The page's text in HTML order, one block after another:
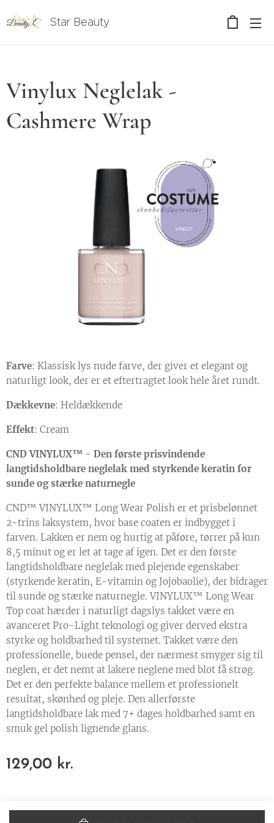
Star Beauty
Vinylux Neglelak -
Cashmere Wrap
Farve: Klassisk lys nude farve, der giver et elegant og
naturligt look, der er et eftertragtet look hele året rundt.
Dækkevne: Heldækkende
Effekt: Cream
CND VINYLUX™ - Den første prisvindende
langtidsholdbare neglelak med styrkende keratin for
sunde og stærke naturnegle
CND™ VINYLUX™ Long Wear Polish er et prisbelønnet
2-trins laksystem, hvor base coaten er indbygget i
farven. Lakken er nem og hurtig at påføre, tørrer på kun
8,5 minut og er let at tage af igen. Det er den første
langtidsholdbare neglelak med plejende egenskaber
(styrkende keratin, E-vitamin og Jojobaolie), der bidrager
til sunde og stærke naturnegle. VINYLUX™ Long Wear
Top coat hærder i naturligt dagslys takket være en
avanceret Pro-Light teknologi og giver derved ekstra
styrke og holdbarhed til systemet. Takket være den
professionelle, buede pensel, der nærmest smyger sig til
neglen, er det nemt at lakere neglene med blot få strøg.
Det er den perfekte balance mellem et professionelt
resultat, skønhed og pleje. Den allerførste
langtidsholdbare lak med 7+ dages holdbarhed samt en
smuk gel polish lignende glans.
129,00 kr.